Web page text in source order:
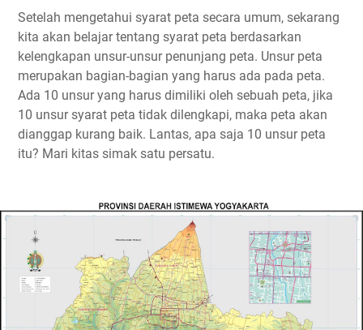
Setelah mengetahui syarat peta secara umum, sekarang
kita akan belajar tentang syarat peta berdasarkan
kelengkapan unsur-unsur penunjang peta. Unsur peta
merupakan bagian-bagian yang harus ada pada peta.
Ada 10 unsur yang harus dimiliki oleh sebuah peta, jika
10 unsur syarat peta tidak dilengkapi, maka peta akan
dianggap kurang baik. Lantas, apa saja 10 unsur peta
itu? Mari kitas simak satu persatu.